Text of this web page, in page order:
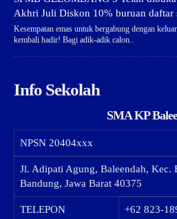
Akhri Juli Diskon 10% buruan daftar
Kesempatan emas untuk bergabung dengan
kembali hadir! Bagi adik-adik calon..
Info Sekolah
SMA KP
NPSN 20404xxx
Jl. Adipati Agung, Baleendah, Kec.
Bandung, Jawa Barat 40375
TELEPON +62 823-